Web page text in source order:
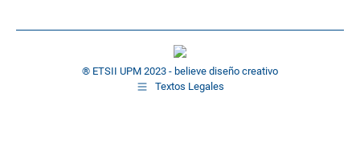
® ETSII UPM 2023 - believe diseño creativo
Textos Legales